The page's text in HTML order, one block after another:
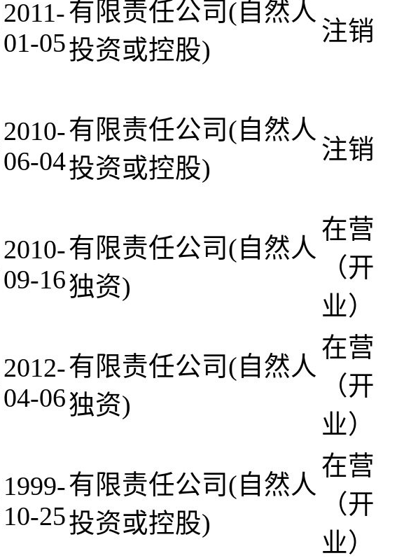
2011-
01-05
有限责任公司(自然人
投资或控股)
注销
2010-
06-04
有限责任公司(自然人
投资或控股)
注销
2010-
09-16
有限责任公司(自然人
独资)
在营
（开
业）
2012-
04-06
有限责任公司(自然人
独资)
在营
（开
业）
1999-
10-25
有限责任公司(自然人
投资或控股)
在营
（开
业）